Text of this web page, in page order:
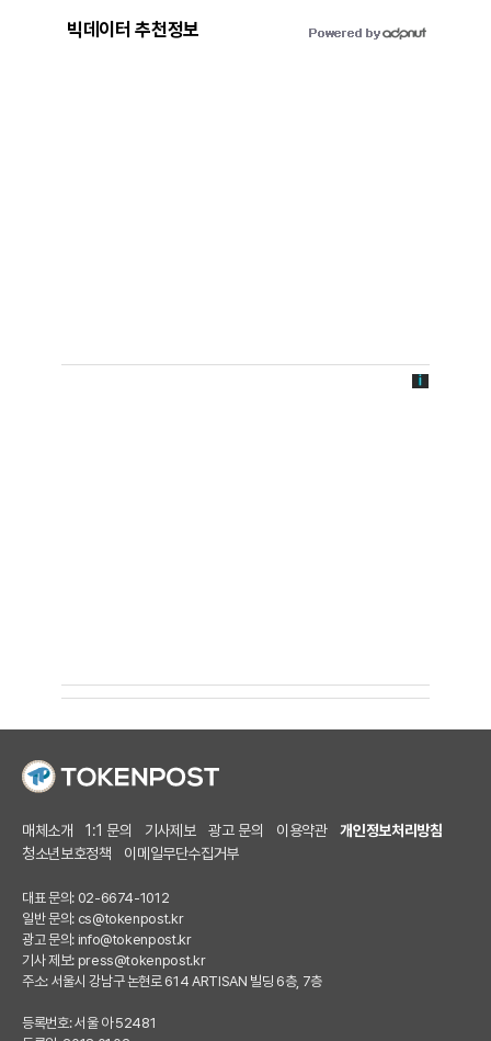
빅데이터 추천정보
매체소개 1:1 문의 기사제보 광고 문의 이용약관
개인정보처리방침
청소년보호정책
이메일무단수집거부
대표 문의: 02-6674-1012
일반 문의: cs@tokenpost.kr
광고 문의: info@tokenpost.kr
기사 제보: press@tokenpost.kr
주소: 서울시 강남구 논현로 614 ARTISAN 빌딩 6층, 7층
등록번호: 서울 아 52481